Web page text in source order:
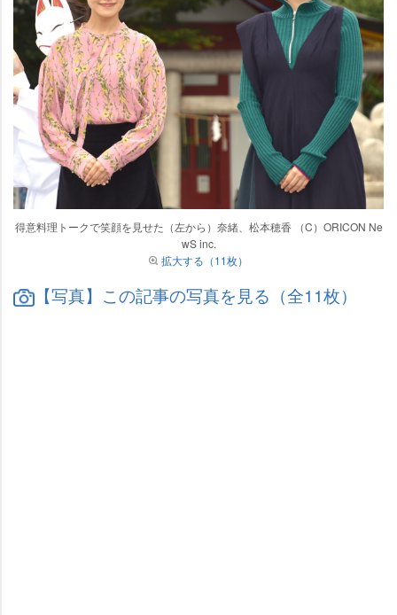
得意料理トークで笑顔を見せた（左から）奈緒、松本穂香 （C）ORICON Ne
wS inc.
拡大する（11枚）
【写真】この記事の写真を見る（全11枚）